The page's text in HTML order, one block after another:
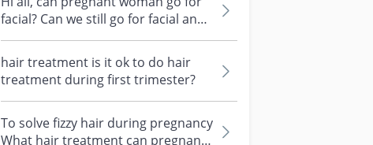
facial? Can we still go for facial and
do some simple RF or IPL tr...
hair treatment is it ok to do hair
treatment during first trimester?
To solve fizzy hair during pregnancy
What hair treatment can pregnant